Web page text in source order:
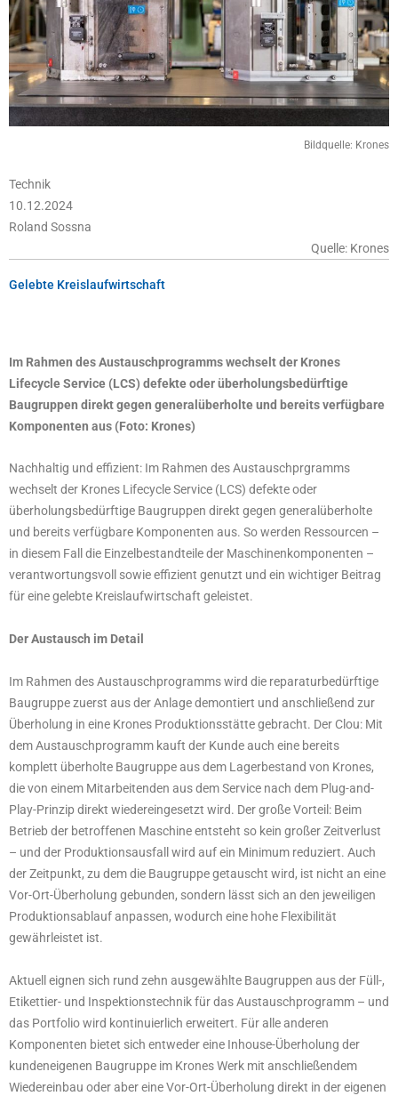
Bildquelle: Krones
Technik
10.12.2024
Roland Sossna
Quelle: Krones
Gelebte Kreislaufwirtschaft
Im Rahmen des Austauschprogramms wechselt der Krones
Lifecycle Service (LCS) defekte oder überholungsbedürftige
Baugruppen direkt gegen generalüberholte und bereits verfügbare
Komponenten aus (Foto: Krones)
Nachhaltig und effizient: Im Rahmen des Austauschprgramms
wechselt der Krones Lifecycle Service (LCS) defekte oder
überholungsbedürftige Baugruppen direkt gegen generalüberholte
und bereits verfügbare Komponenten aus. So werden Ressourcen –
in diesem Fall die Einzelbestandteile der Maschinenkomponenten –
verantwortungsvoll sowie effizient genutzt und ein wichtiger Beitrag
für eine gelebte Kreislaufwirtschaft geleistet.
Der Austausch im Detail
Im Rahmen des Austauschprogramms wird die reparaturbedürftige
Baugruppe zuerst aus der Anlage demontiert und anschließend zur
Überholung in eine Krones Produktionsstätte gebracht. Der Clou: Mit
dem Austauschprogramm kauft der Kunde auch eine bereits
komplett überholte Baugruppe aus dem Lagerbestand von Krones,
die von einem Mitarbeitenden aus dem Service nach dem Plug-and-
Play-Prinzip direkt wiedereingesetzt wird. Der große Vorteil: Beim
Betrieb der betroffenen Maschine entsteht so kein großer Zeitverlust
– und der Produktionsausfall wird auf ein Minimum reduziert. Auch
der Zeitpunkt, zu dem die Baugruppe getauscht wird, ist nicht an eine
Vor-Ort-Überholung gebunden, sondern lässt sich an den jeweiligen
Produktionsablauf anpassen, wodurch eine hohe Flexibilität
gewährleistet ist.
Aktuell eignen sich rund zehn ausgewählte Baugruppen aus der Füll-,
Etikettier- und Inspektionstechnik für das Austauschprogramm – und
das Portfolio wird kontinuierlich erweitert. Für alle anderen
Komponenten bietet sich entweder eine Inhouse-Überholung der
kundeneigenen Baugruppe im Krones Werk mit anschließendem
Wiedereinbau oder aber eine Vor-Ort-Überholung direkt in der eigenen